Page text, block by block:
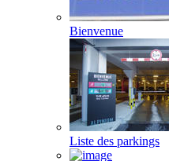
Bienvenue
Liste des parkings